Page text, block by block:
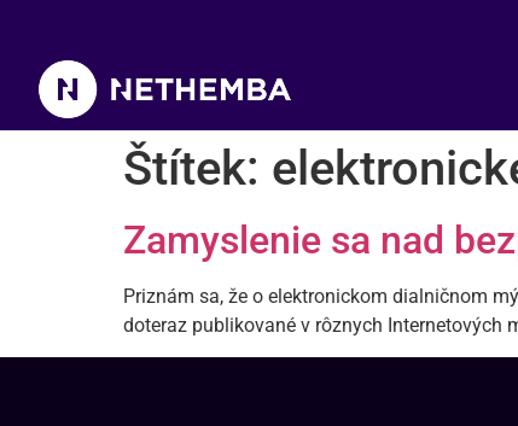
Štítek:
Zamyslenie sa nad
Priznám sa, že o elektronickom dialničnom
doteraz publikované v rôznych Internetových